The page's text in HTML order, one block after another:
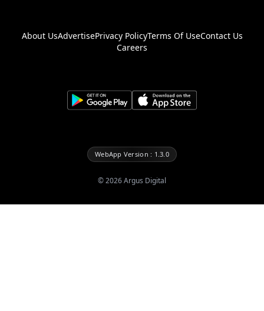
About UsAdvertisePrivacy PolicyTerms Of UseContact Us
Careers
WebApp Version : 1.3.0
©2026Argus Digital